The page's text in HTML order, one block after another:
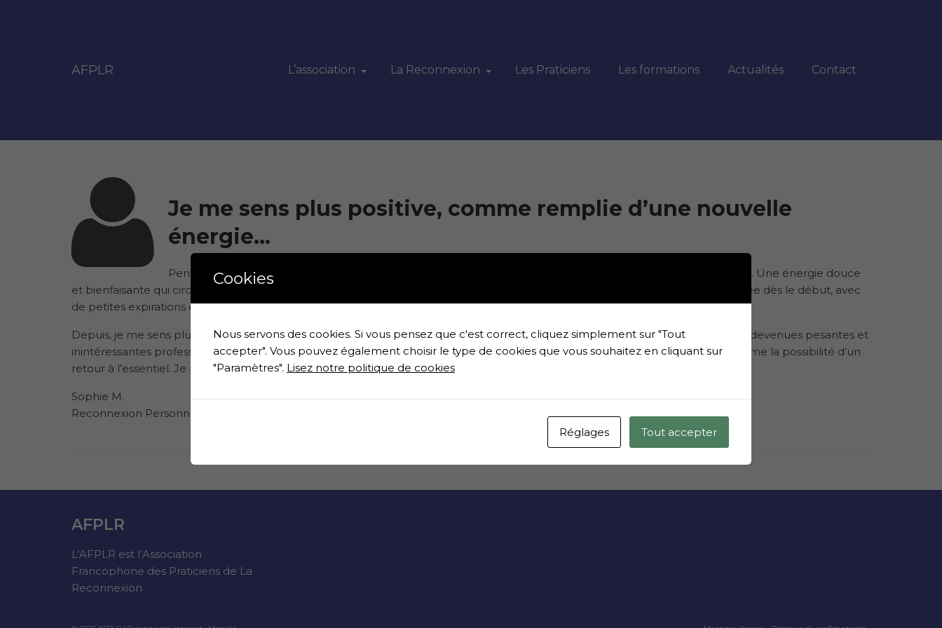
AFPLR L’association La Reconnexion Les Praticiens Les formations Actualités Contact
Je me sens plus positive, comme remplie d’une nouvelle
énergie…
Pendant ma Reconnexion Personnelle, j’ai ressenti de la chaleur principalement dans le dos et dans les mains. Une énergie douce
et bienfaisante qui circulait principalement dans les jambes. J’ai ressenti ensuite du froid dans les mains. Ma respiration s’est posée dès le début, avec
de petites expirations et inspirations. J’étais éveillée, mais dans un état de léthargie bienfaisant.
Depuis, je me sens plus positive, comme remplie d’une nouvelle énergie avec un regain d’intérêt pour mes activités qui étaient devenues pesantes et
inintéressantes professionnellement. Je me sens disponible aux autres, plus ouverte, ce qui permet d’être dans l’échange. Comme la possibilité d’un
retour à l’essentiel. Je pense que ce n’est qu’un début.
Sophie M.
Reconnexion Personnelle avec Patricia Le Ny
AFPLR
L’AFPLR est l’Association
Francophone des Praticiens de La
Reconnexion
Cookies
Nous servons des cookies. Si vous pensez que c'est correct, cliquez simplement sur "Tout
accepter". Vous pouvez également choisir le type de cookies que vous souhaitez en cliquant sur
"Paramètres". Lisez notre politique de cookies
Réglages Tout accepter